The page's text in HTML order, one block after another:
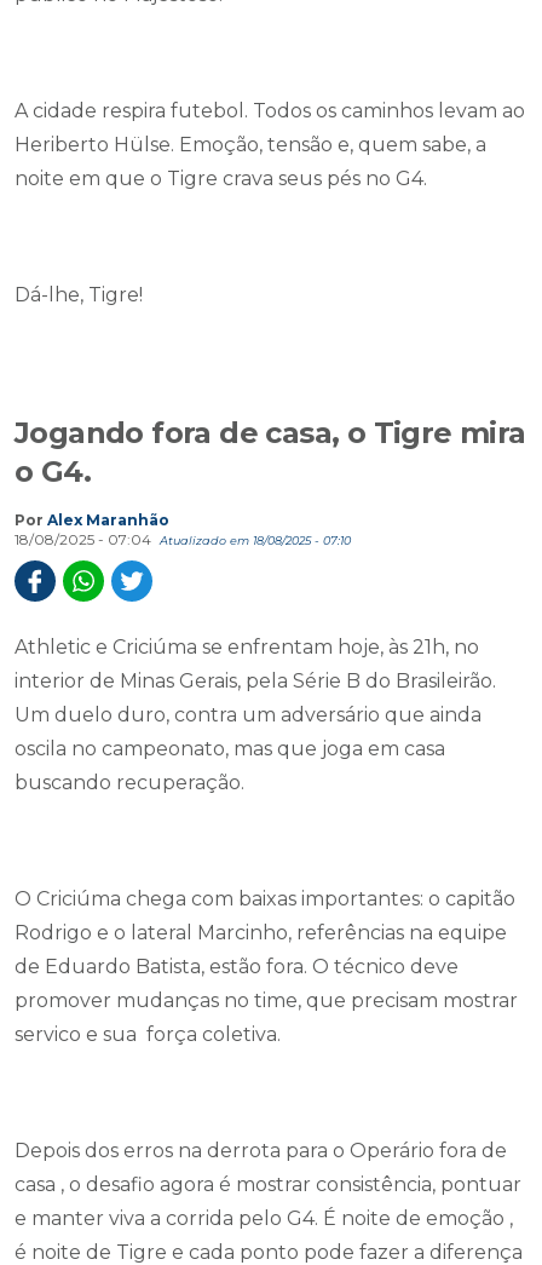
A cidade respira futebol. Todos os caminhos levam ao
Heriberto Hülse. Emoção, tensão e, quem sabe, a
noite em que o Tigre crava seus pés no G4.
Dá-lhe, Tigre!
Jogando fora de casa, o Tigre mira
o G4.
Por Alex Maranhão
18/08/2025 - 07:04
Atualizado em 18/08/2025 - 07:10
Athletic e Criciúma se enfrentam hoje, às 21h, no
interior de Minas Gerais, pela Série B do Brasileirão.
Um duelo duro, contra um adversário que ainda
oscila no campeonato, mas que joga em casa
buscando recuperação.
O Criciúma chega com baixas importantes: o capitão
Rodrigo e o lateral Marcinho, referências na equipe
de Eduardo Batista, estão fora. O técnico deve
promover mudanças no time, que precisam mostrar
servico e sua força coletiva.
Depois dos erros na derrota para o Operário fora de
casa , o desafio agora é mostrar consistência, pontuar
e manter viva a corrida pelo G4. É noite de emoção ,
é noite de Tigre e cada ponto pode fazer a diferença